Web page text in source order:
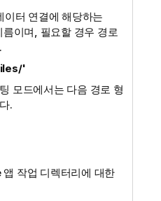
이터 연결에 해당하는
이며, 필요할 경우 경로
'
모드에서는 다음 경로 형
.
앱 작업 디렉터리에 대한